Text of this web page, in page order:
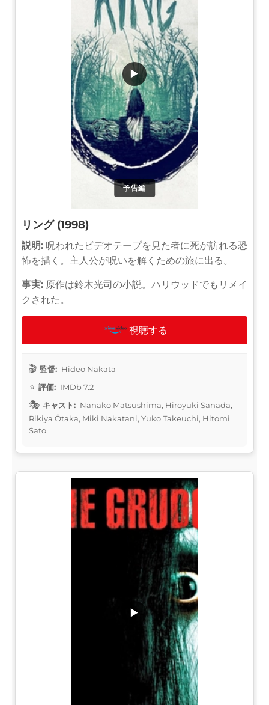
予告編
▶
リング (1998)
説明: 呪われたビデオテープを見た者に死が訪れる恐
怖を描く。主人公が呪いを解くための旅に出る。
事実: 原作は鈴木光司の小説。ハリウッドでもリメイ
クされた。
視聴する
監督: Hideo Nakata
評価: IMDb 7.2
キャスト: Nanako Matsushima, Hiroyuki Sanada,
Rikiya Ôtaka, Miki Nakatani, Yuko Takeuchi, Hitomi
Sato
▶